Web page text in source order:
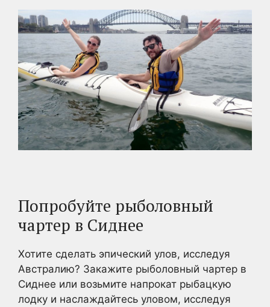
Попробуйте рыболовный
чартер в Сиднее
Хотите сделать эпический улов, исследуя
Австралию? Закажите рыболовный чартер в
Сиднее или возьмите напрокат рыбацкую
лодку и наслаждайтесь уловом, исследуя